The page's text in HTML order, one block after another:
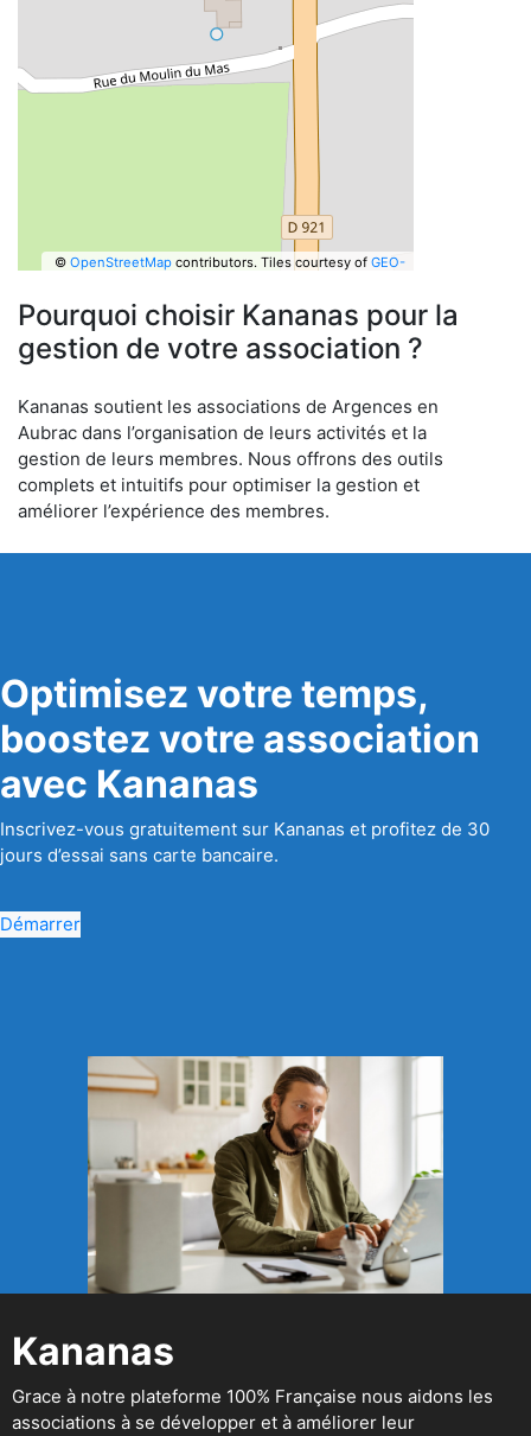
© OpenStreetMapcontributors. Tiles courtesy of GEO-
Pourquoi choisir Kananas pour la
gestion de votre association ?
Kananas soutient les associations de Argences en
Aubrac dans l’organisation de leurs activités et la
gestion de leurs membres. Nous offrons des outils
complets et intuitifs pour optimiser la gestion et
améliorer l’expérience des membres.
Optimisez votre temps,
boostez votre association
avec Kananas
Inscrivez-vous gratuitement sur Kananas et profitez de 30
jours d’essai sans carte bancaire.
Démarrer
Kananas
Grace à notre plateforme 100% Française nous aidons les
associations à se développer et à améliorer leur